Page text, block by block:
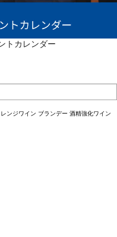
トカレンダー
レンジワイン ブランデー 酒精強化ワイン